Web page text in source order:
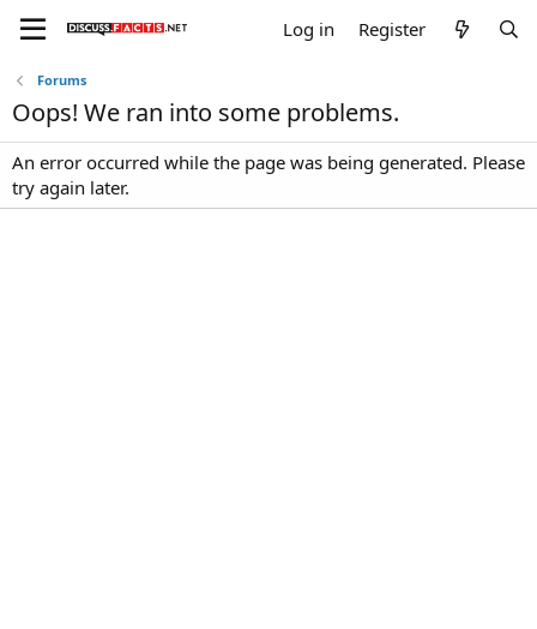
Log in Register
Forums
Oops! We ran into some problems.
An error occurred while the page was being generated. Please
try again later.